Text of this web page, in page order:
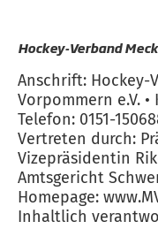
Hockey-Verband
Anschrift: Hockey-
Vorpommern e.V. •
Telefon: 0151-
Vertreten durch:
Vizepräsidentin
Amtsgericht
Homepage:
Inhaltlich